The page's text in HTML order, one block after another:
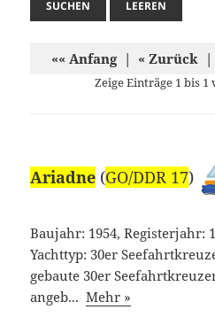
«« Anfang | « Zurück
Zeige Einträge 1 bis 1
Ariadne (GO/DDR 17)
Baujahr: 1954, Registerjahr:
Yachttyp: 30er
gebaute 30er
angeb...Mehr »